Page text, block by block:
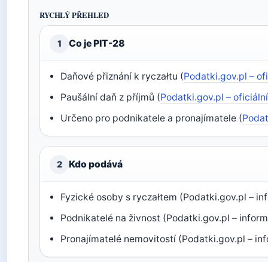
RYCHLÝ PŘEHLED
1 Co je PIT-28
Daňové přiznání k ryczałtu (Podatki.gov.pl –
Paušální daň z příjmů (Podatki.gov.pl –
Určeno pro podnikatele a pronajímatele (
2 Kdo podává
Fyzické osoby s ryczałtem (Podatki.gov.pl –
Podnikatelé na živnost (Podatki.gov.pl –
Pronajímatelé nemovitostí (Podatki.gov.pl –